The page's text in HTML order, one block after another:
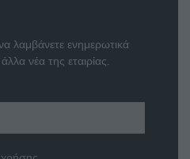
λαμβάνετε ενημερωτικά
νέα της εταιρίας.